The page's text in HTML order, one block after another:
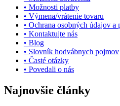
• Možnosti platby
• Výmena/vrátenie tovaru
• Ochrana osobných údajov a
• Kontaktujte nás
• Blog
• Slovník hodvábnych pojmov
• Časté otázky
• Povedali o nás
Najnovšie články